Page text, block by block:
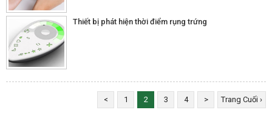
Thiết bị phát hiện thời điểm rụng trứng
< 1 2 3 4 > Trang Cuối ›